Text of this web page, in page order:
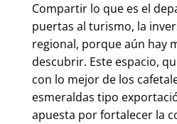
Compartir lo que es el
puertas al turismo, la
regional, porque aún hay
descubrir. Este espacio,
con lo mejor de los
esmeraldas tipo
apuesta por fortalecer la